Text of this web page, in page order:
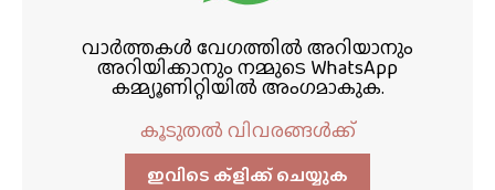
വാർത്തകൾ വേഗത്തിൽ അറിയാനും
അറിയിക്കാനും നമ്മുടെ WhatsApp
കമ്മ്യൂണിറ്റിയിൽ അംഗമാകുക.
കൂടുതൽ വിവരങ്ങൾക്ക്
ഇവിടെ ക്ളിക്ക്‌ ചെയ്യുക